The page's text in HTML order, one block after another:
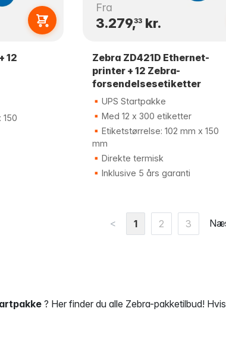
12
150
Fra
3.279,33 kr.
Zebra ZD421D Ethernet-
printer + 12 Zebra-
forsendelsesetiketter
UPS Startpakke
Med 12 x 300 etiketter
Etiketstørrelse: 102 mm x 150
mm
Direkte termisk
Inklusive 5 års garanti
< 1 2 3
? Her finder du alle Zebra-pakketilbud!